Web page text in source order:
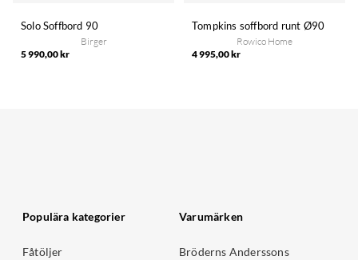
Solo Soffbord 90
Birger
5 990,00 kr
Tompkins soffbord runt Ø90
Rowico Home
4 995,00 kr
Populära kategorier
Fåtöljer
Varumärken
Bröderns Anderssons